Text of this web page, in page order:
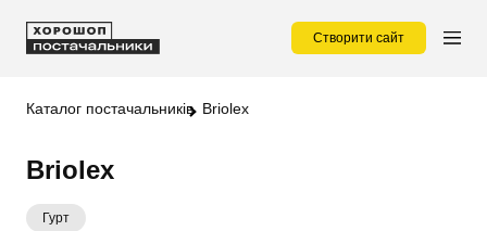
Створити сайт
Каталог постачальників Briolex
Briolex
Гурт